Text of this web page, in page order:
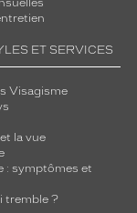
ET SERVICES
Visagisme
la vue
: symptômes et
tremble ?